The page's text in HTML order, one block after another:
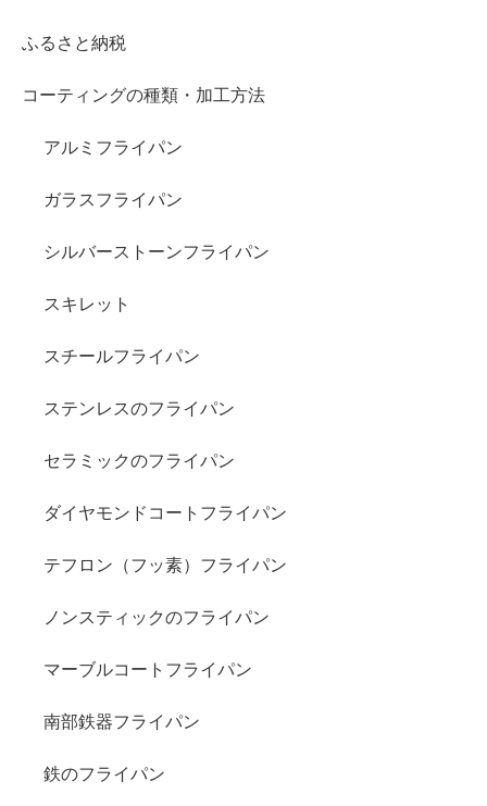
ふるさと納税
コーティングの種類・加工方法
アルミフライパン
ガラスフライパン
シルバーストーンフライパン
スキレット
スチールフライパン
ステンレスのフライパン
セラミックのフライパン
ダイヤモンドコートフライパン
テフロン（フッ素）フライパン
ノンスティックのフライパン
マーブルコートフライパン
南部鉄器フライパン
鉄のフライパン